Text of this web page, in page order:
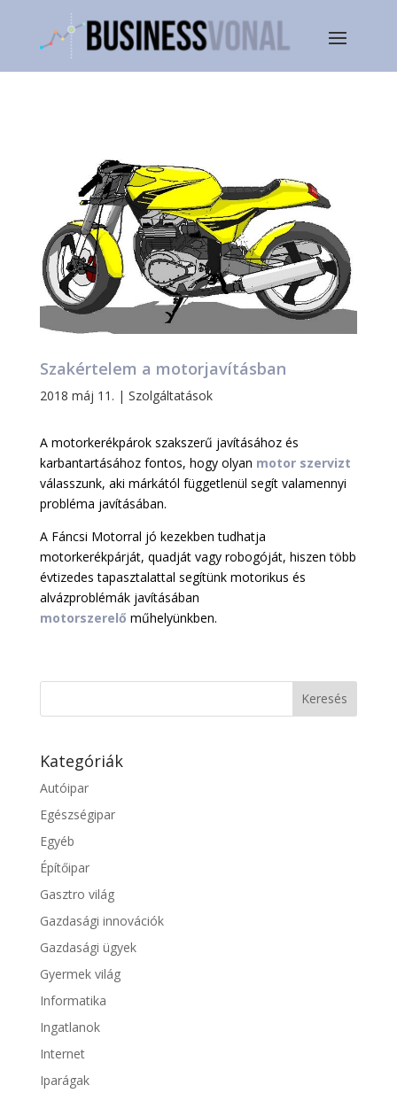
Szakértelem a motorjavításban
2018 máj 11. | Szolgáltatások
A motorkerékpárok szakszerű javításához és
karbantartásához fontos, hogy olyan motor szervizt
válasszunk, aki márkától függetlenül segít valamennyi
probléma javításában.
A Fáncsi Motorral jó kezekben tudhatja
motorkerékpárját, quadját vagy robogóját, hiszen több
évtizedes tapasztalattal segítünk motorikus és
alvázproblémák javításában
motorszerelő műhelyünkben.
Kategóriák
Autóipar
Egészségipar
Egyéb
Építőipar
Gasztro világ
Gazdasági innovációk
Gazdasági ügyek
Gyermek világ
Informatika
Ingatlanok
Internet
Iparágak